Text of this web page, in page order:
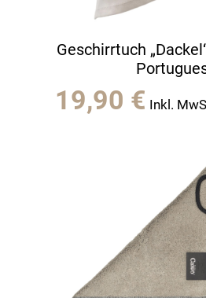
Geschirrtuch
19,90 € Inkl.